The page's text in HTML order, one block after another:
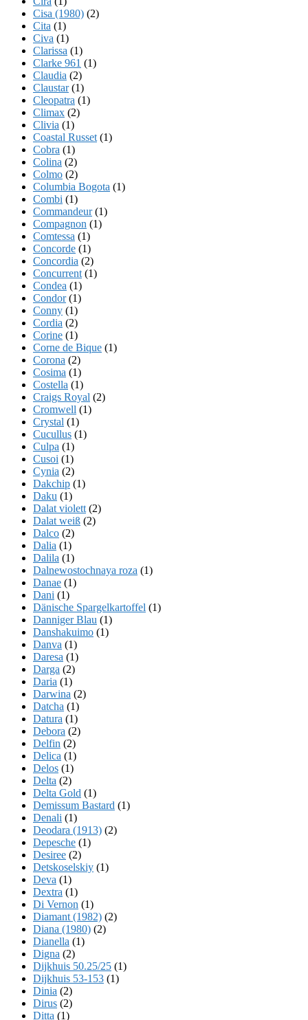
Cisa (1980) (2)
Cita (1)
Civa (1)
Clarissa (1)
Clarke 961 (1)
Claudia (2)
Claustar(1)
Cleopatra (1)
Climax (2)
Clivia (1)
Coastal Russet (1)
Cobra (1)
Colina (2)
Colmo (2)
Columbia Bogota (1)
Combi (1)
Commandeur(1)
Compagnon (1)
Comtessa (1)
Concorde (1)
Concordia (2)
Concurrent (1)
Condea (1)
Condor(1)
Conny (1)
Cordia (2)
Corine (1)
Corne de Bique (1)
Corona (2)
Cosima (1)
Costella (1)
Craigs Royal (2)
Cromwell (1)
Crystal (1)
Cucullus (1)
Culpa (1)
Cusoi (1)
Cynia (2)
Dakchip (1)
Daku (1)
Dalat violett (2)
Dalat weiß (2)
Dalco (2)
Dalia (1)
Dalila (1)
Dalnewostochnaya roza (1)
Danae (1)
Dani (1)
Dänische Spargelkartoffel (1)
Danniger Blau (1)
Danshakuimo (1)
Danva (1)
Daresa (1)
Darga (2)
Daria (1)
Darwina (2)
Datcha (1)
Datura (1)
Debora (2)
Delfin (2)
Delica (1)
Delos (1)
Delta (2)
Delta Gold (1)
Demissum Bastard (1)
Denali (1)
Deodara (1913) (2)
Depesche (1)
Desiree (2)
Detskoselskiy (1)
Deva (1)
Dextra (1)
Di Vernon (1)
Diamant (1982) (2)
Diana (1980) (2)
Dianella (1)
Digna (2)
Dijkhuis 50.25/25 (1)
Dijkhuis 53-153 (1)
Dinia (2)
Dirus (2)
Ditta (1)